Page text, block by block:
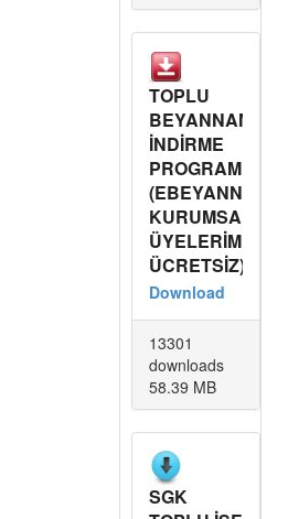
TOPLU
BEYANNAME
İNDİRME
PROGRAMI
(EBEYANNAME
KURUMSAL
ÜYELERİMİZE
ÜCRETSİZ)
Download
13301
downloads
58.39 MB
SGK